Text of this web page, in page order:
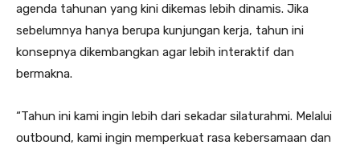
agenda tahunan yang kini dikemas lebih dinamis. Jika
sebelumnya hanya berupa kunjungan kerja, tahun ini
konsepnya dikembangkan agar lebih interaktif dan
bermakna.
“Tahun ini kami ingin lebih dari sekadar silaturahmi. Melalui
outbound, kami ingin memperkuat rasa kebersamaan dan